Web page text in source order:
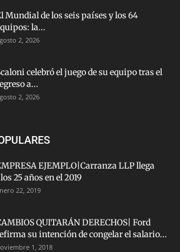
Mundial de los seis países y los 64
la...
2, 2026
celebró el juego de su equipo tras el
a...
2, 2026
EJEMPLO|Carranza LLP llega
25 años en el 2019
22, 2019
QUITARÁN DERECHOS| Ford
su intención de congelar el salario...
1, 2018